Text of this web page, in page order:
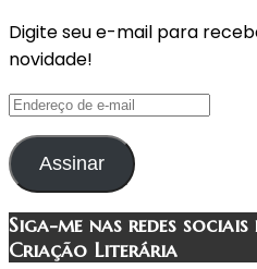
Digite seu e-mail para
novidade!
Endereço
de
e-
mail
Assinar
Siga-me nas redes
Criação Literária